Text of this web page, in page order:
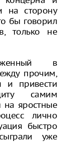
на сторону
бы говорил
только не
в
прочим,
и привести
самим
на яростные
лично
быстро
уже